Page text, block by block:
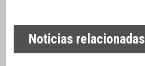
Noticias relacionadas